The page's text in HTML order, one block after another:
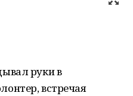
руки в
встречая